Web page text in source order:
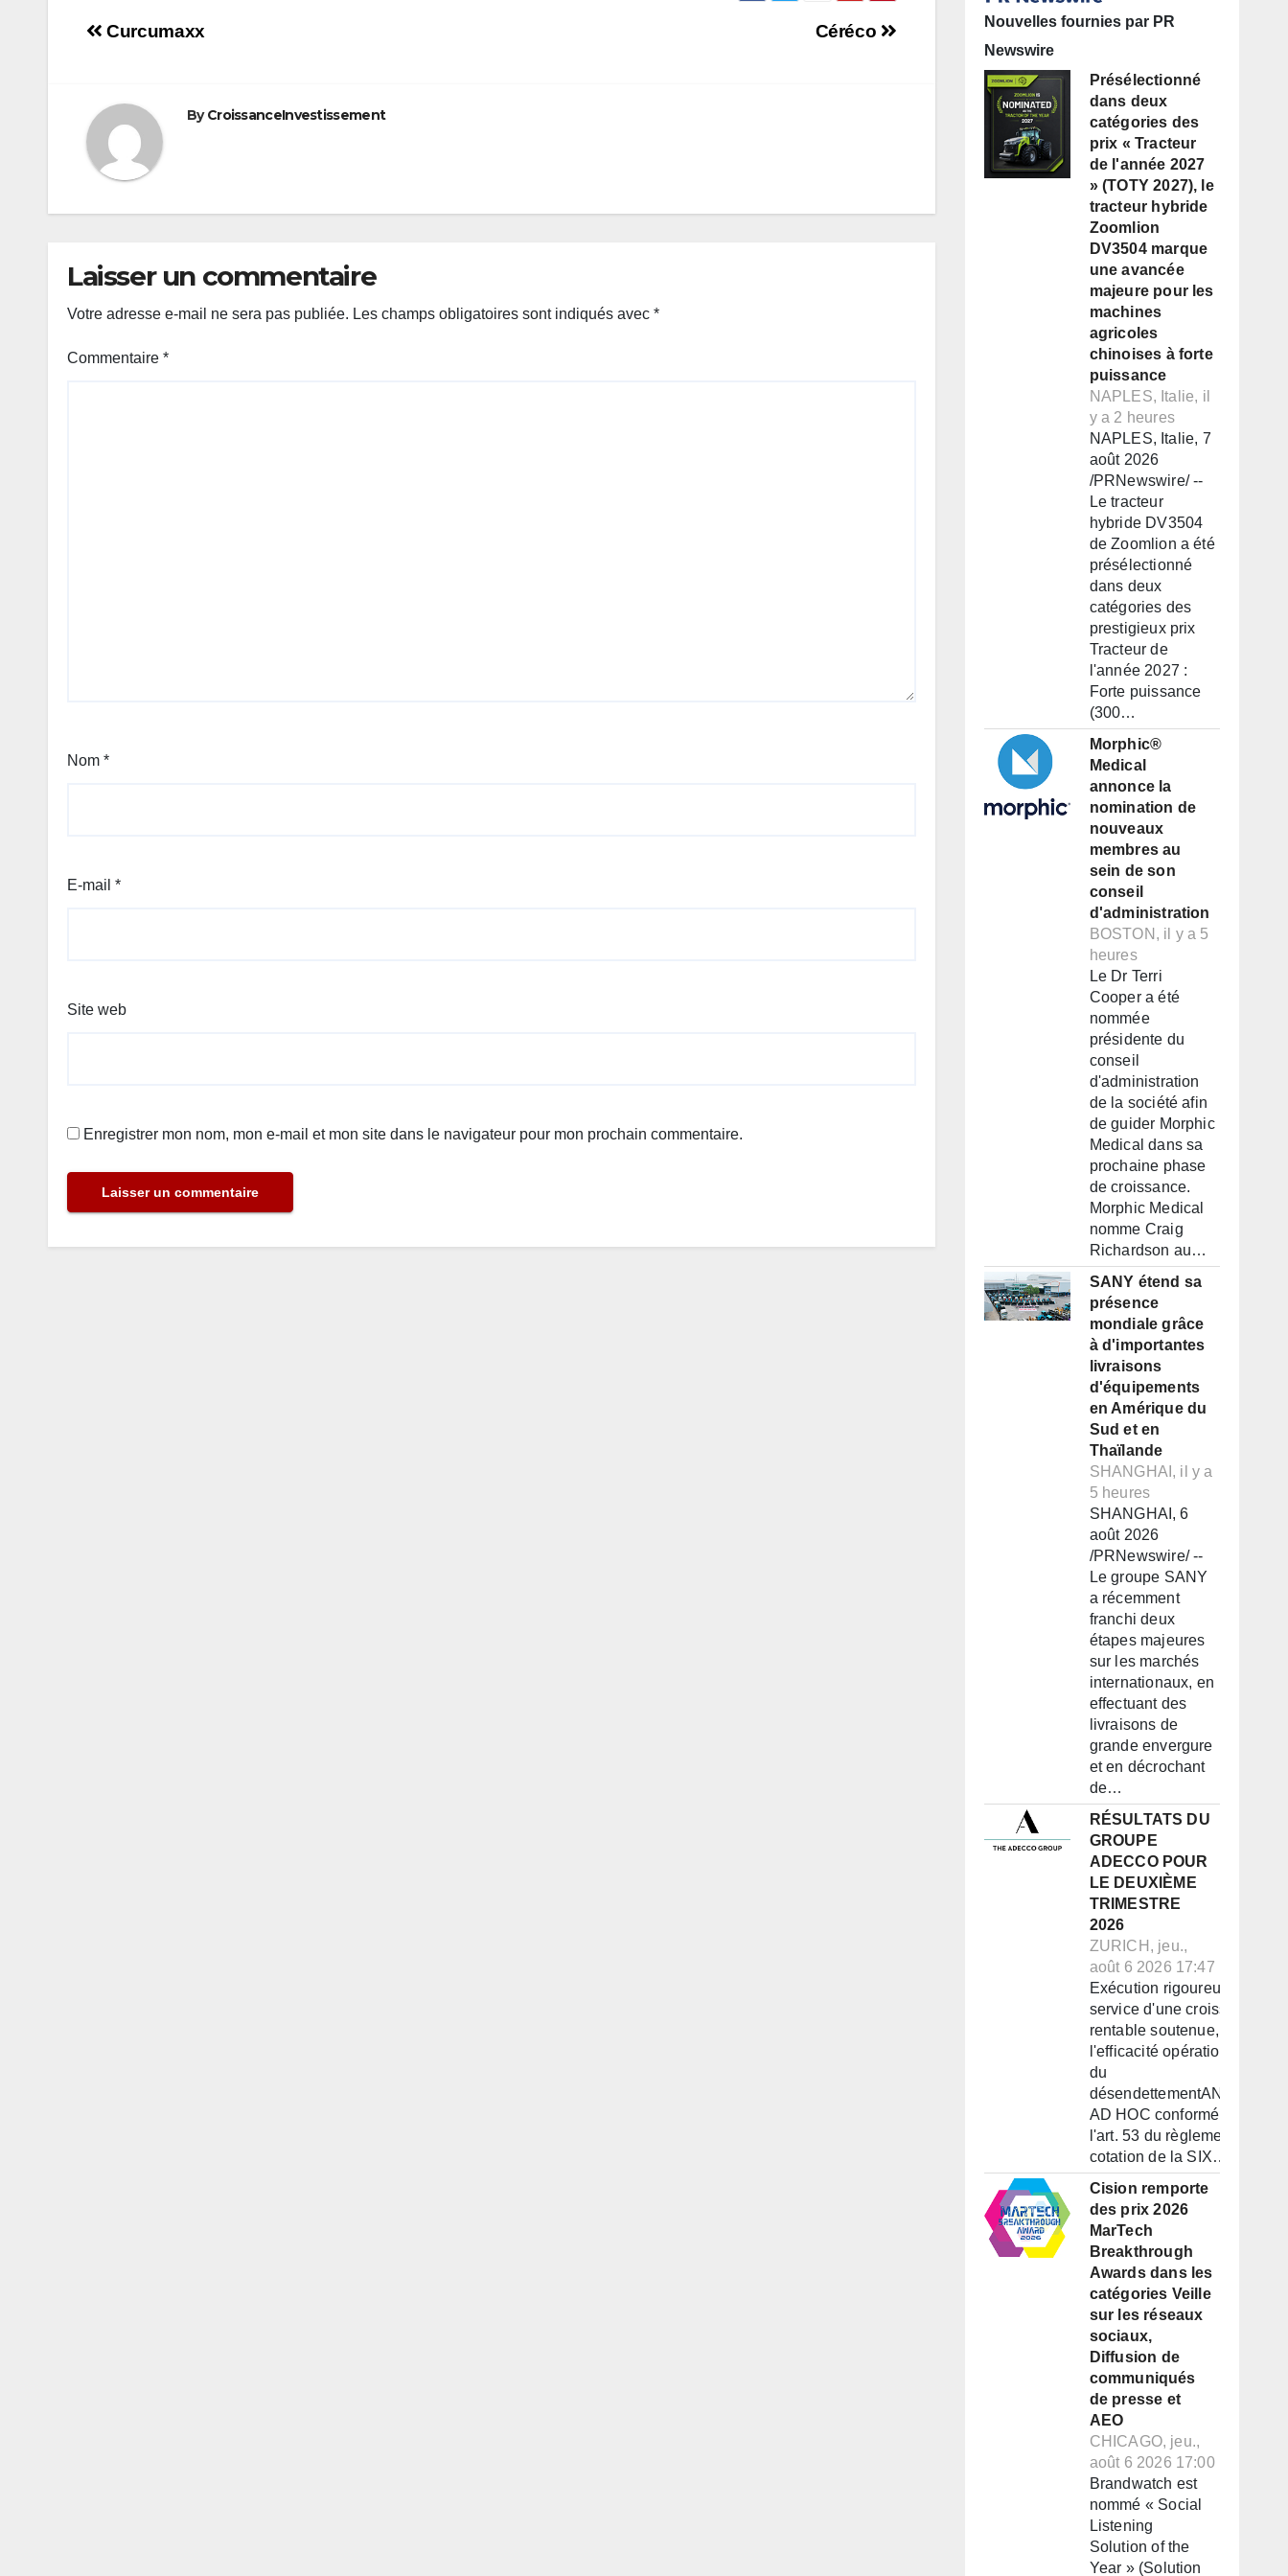
Navigation
l’article
Céréco
Curcumaxx
ByCroissanceInvestissement
Laisser un commentaire
Votre adresse e-mail ne sera pas publiée. Les champs obligatoires sont indiqués avec *
Commentaire *
Nom *
E-mail *
Site web
Enregistrer mon nom, mon e-mail et mon site dans le navigateur pour mon prochain commentaire.
Nouvelles fournies par PR
Newswire
Présélectionné
dans deux
catégories des
prix « Tracteur
de l'année 2027
» (TOTY 2027), le
tracteur hybride
Zoomlion
DV3504 marque
une avancée
majeure pour les
machines
agricoles
chinoises à forte
puissance
NAPLES, Italie, il
y a 2 heures
NAPLES, Italie, 7
août 2026
/PRNewswire/ --
Le tracteur
hybride DV3504
de Zoomlion a été
présélectionné
dans deux
catégories des
prestigieux prix
Tracteur de
l'année 2027 :
Forte puissance
(300…
Morphic®
Medical
annonce la
nomination de
nouveaux
membres au
sein de son
conseil
d'administration
BOSTON, il y a 5
heures
Le Dr Terri
Cooper a été
nommée
présidente du
conseil
d'administration
de la société afin
de guider Morphic
Medical dans sa
prochaine phase
de croissance.
Morphic Medical
nomme Craig
Richardson au…
SANY étend sa
présence
mondiale grâce
à d'importantes
livraisons
d'équipements
en Amérique du
Sud et en
Thaïlande
SHANGHAI, il y a
5 heures
SHANGHAI, 6
août 2026
/PRNewswire/ --
Le groupe SANY
a récemment
franchi deux
étapes majeures
sur les marchés
internationaux, en
effectuant des
livraisons de
grande envergure
et en décrochant
de…
RÉSULTATS DU
GROUPE
ADECCO POUR
LE DEUXIÈME
TRIMESTRE
2026
ZURICH, jeu.,
août 6 2026 17:47
Exécution rigoureuse au
service d'une croissance
rentable soutenue, de
l'efficacité opérationnelle et
du
désendettementANNONCE
AD HOC conformément à
l'art. 53 du règlement de
cotation de la SIX…
Cision remporte
des prix 2026
MarTech
Breakthrough
Awards dans les
catégories Veille
sur les réseaux
sociaux,
Diffusion de
communiqués
de presse et
AEO
CHICAGO, jeu.,
août 6 2026 17:00
Brandwatch est
nommé « Social
Listening
Solution of the
Year » (Solution